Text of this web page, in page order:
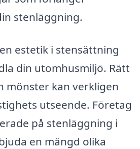
stenläggning.
estetik i stensättning
din utomhusmiljö. Rätt
mönster kan verkligen
utseende. Företag
på stenläggning i
en mängd olika